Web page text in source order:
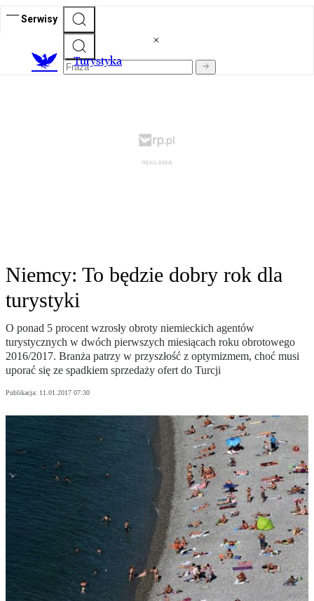
Serwisy
Turystyka
Niemcy: To będzie dobry rok dla
turystyki
O ponad 5 procent wzrosły obroty niemieckich agentów
turystycznych w dwóch pierwszych miesiącach roku obrotowego
2016/2017. Branża patrzy w przyszłość z optymizmem, choć musi
uporać się ze spadkiem sprzedaży ofert do Turcji
Publikacja: 11.01.2017 07:30